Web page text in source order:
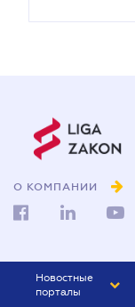
О КОМПАНИИ
Новостные
порталы